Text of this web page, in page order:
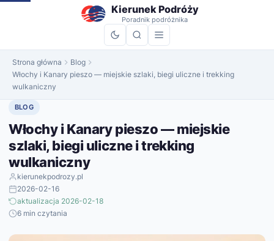
do
Kierunek Podróży
Poradnik podróżnika
Strona główna
Blog
Włochy i Kanary pieszo — miejskie szlaki, biegi uliczne i trekking
wulkaniczny
BLOG
Włochy i Kanary pieszo — miejskie
szlaki, biegi uliczne i trekking
wulkaniczny
kierunekpodrozy.pl
2026-02-16
aktualizacja 2026-02-18
6 min czytania